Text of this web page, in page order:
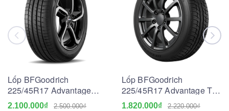
Lốp BFGoodrich
225/45R17 Advantage
Touring
2.100.000₫ 2.500.000₫
Lốp BFGoodrich
225/45R17 Advantage T/A
Drive Go
1.820.000₫ 2.220.000₫